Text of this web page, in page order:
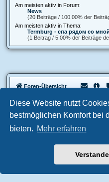
Diese Website nutzt
bestmöglichen Komfort bei
bieten. Mehr erfahren
Am meisten aktiv in Forum:
News
(20 Beiträge / 100.00% der
Am meisten aktiv in Thema:
Termburg - спа рядом со мной
(1 Beitrag / 5.00% der Beiträge
Foren-Übersicht
Aero style
Deutsche